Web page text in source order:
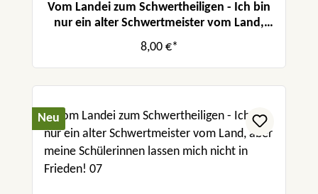
Vom Landei zum Schwertheiligen - Ich bin
nur ein alter Schwertmeister vom Land,
aber meine Schülerinnen lassen mich nicht
in Frieden! 01
8,00 €*
Neu